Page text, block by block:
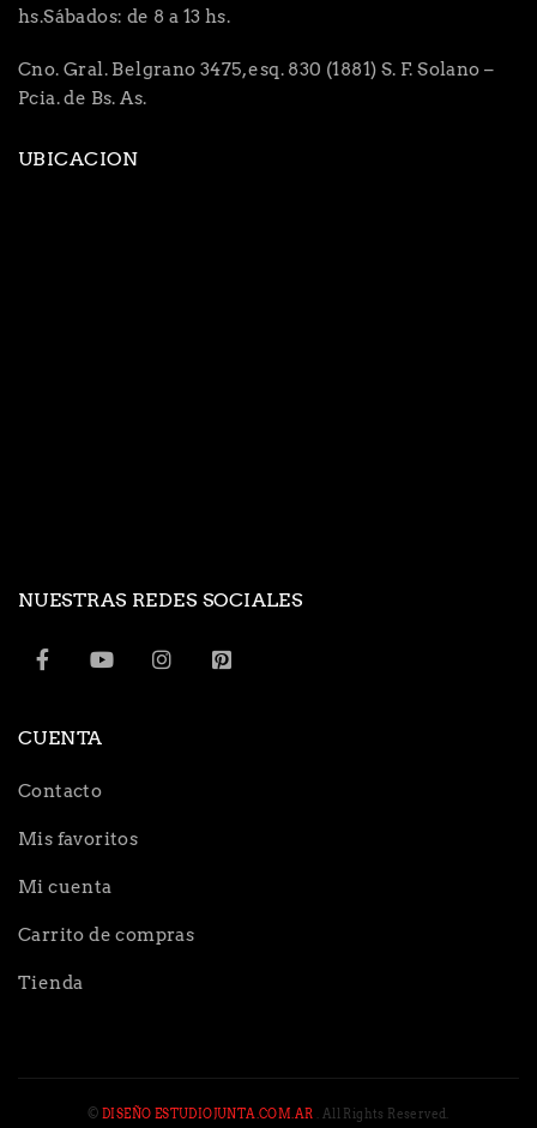
hs.Sábados: de 8 a 13 hs.
Cno. Gral. Belgrano 3475, esq. 830 (1881) S. F. Solano –
Pcia. de Bs. As.
UBICACION
NUESTRAS REDES SOCIALES
CUENTA
Contacto
Mis favoritos
Mi cuenta
Carrito de compras
Tienda
©DISEÑO ESTUDIOJUNTA.COM.AR . All Rights Reserved.